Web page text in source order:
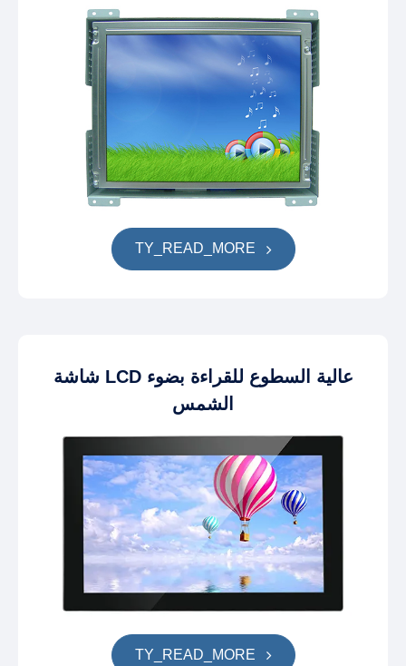
TY_READ_MORE
شاشة LCD عالية السطوع للقراءة بضوء
الشمس
TY_READ_MORE